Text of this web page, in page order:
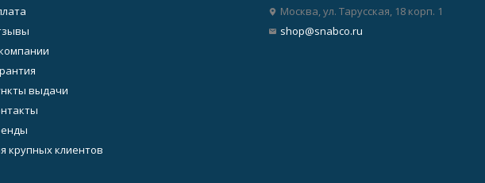
выдачи
крупных клиентов
Москва, ул. Тарусская, 18 корп. 1
shop@snabco.ru